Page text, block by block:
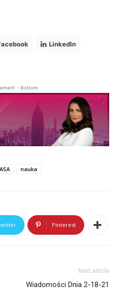
i współzałożycielka Radio
City University of New York,
Media i Dziennikarstwo
lat doświadczenia w zawodzie.
Jorku, przedstawicielami
LinkedIn
- Bottom
nauka
Pinterest
Next article
Wiadomości Dnia 2-18-21